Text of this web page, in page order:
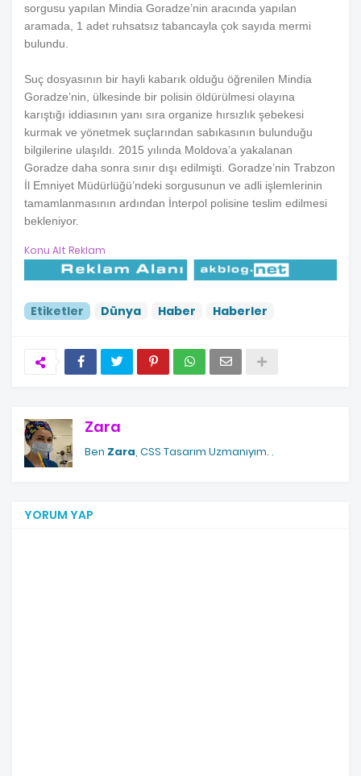
sorgusu yapılan Mindia Goradze’nin aracında yapılan
aramada, 1 adet ruhsatsız tabancayla çok sayıda mermi
bulundu.
Suç dosyasının bir hayli kabarık olduğu öğrenilen Mindia
Goradze’nin, ülkesinde bir polisin öldürülmesi olayına
karıştığı iddiasının yanı sıra organize hırsızlık şebekesi
kurmak ve yönetmek suçlarından sabıkasının bulunduğu
bilgilerine ulaşıldı. 2015 yılında Moldova’a yakalanan
Goradze daha sonra sınır dışı edilmişti. Goradze’nin Trabzon
İl Emniyet Müdürlüğü’ndeki sorgusunun ve adli işlemlerinin
tamamlanmasının ardından İnterpol polisine teslim edilmesi
bekleniyor.
Konu Alt Reklam
Etiketler Dünya Haber Haberler
Zara
Ben Zara, CSS Tasarım Uzmanıyım. .
YORUM YAP